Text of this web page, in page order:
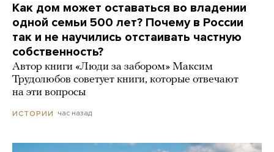
Как дом может оставаться во владении
одной семьи 500 лет? Почему в России
так и не научились отстаивать частную
собственность?
Автор книги «Люди за забором» Максим
Трудолюбов советует книги, которые отвечают
на эти вопросы
ИСТОРИИ час назад